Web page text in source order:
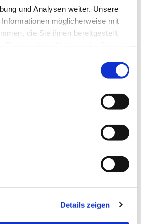
und Analysen weiter. Unsere
möglicherweise mit
die Sie ihnen bereitgestellt
Details zeigen